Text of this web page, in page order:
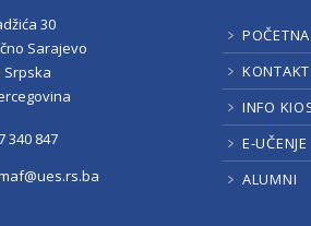
30
Sarajevo
Srpska
340 847
POČETNA
KONTAKT
INFO
E-UČENJE
ALUMNI